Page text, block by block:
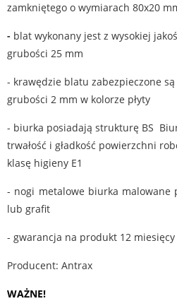
zamkniętego o wymiarach 80x20
- blat wykonany jest z wysokiej
grubości 25 mm
- krawędzie blatu zabezpieczone są
grubości 2 mm w kolorze płyty
- biurka posiadają strukturę BS
trwałość i gładkość powierzchni
klasę higieny E1
- nogi metalowe biurka malowane
lub grafit
- gwarancja na produkt 12 miesięcy
Producent: Antrax
WAŻNE!